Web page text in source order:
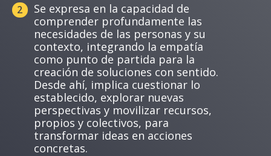
2
Se expresa en la capacidad de
comprender profundamente las
necesidades de las personas y su
contexto, integrando la empatía
como punto de partida para la
creación de soluciones con sentido.
Desde ahí, implica cuestionar lo
establecido, explorar nuevas
perspectivas y movilizar recursos,
propios y colectivos, para
transformar ideas en acciones
concretas.